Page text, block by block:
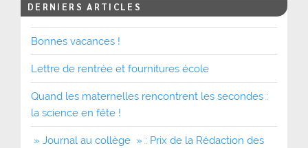
DERNIERS ARTICLES
Bonnes vacances !
Lettre de rentrée et fournitures école
Quand les maternelles rencontrent les secondes :
la science en fête !
» Journal au collège » : Prix de la Rédaction des